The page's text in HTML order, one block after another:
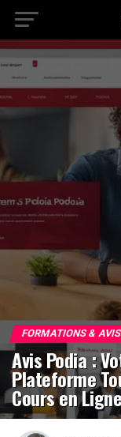
FORMATIONS & AVIS
Avis Podia :
Plateforme
Cours en